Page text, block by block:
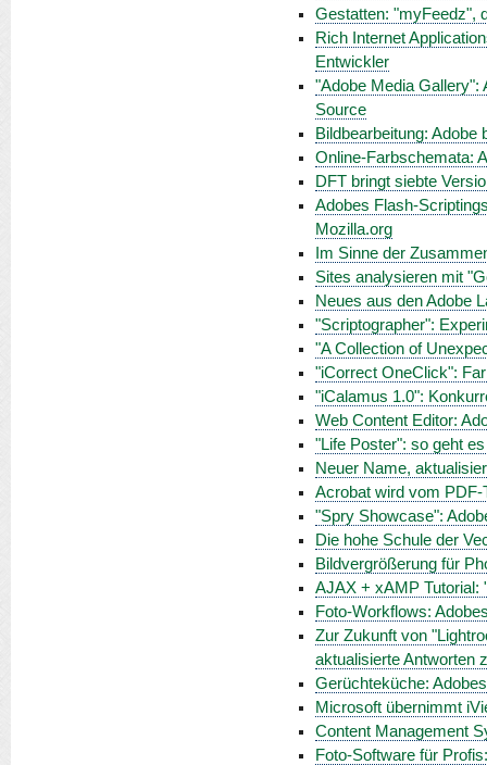
Gestatten: "myFeedz",
Rich Internet
Entwickler
"Adobe Media Gallery":
Source
Bildbearbeitung:
Online-Farbschemata:
DFT bringt siebte
Adobes Flash-
Mozilla.org
Im Sinne der
Sites analysieren mit
Neues aus den Adobe
"Scriptographer":
"A Collection of
"iCorrect OneClick":
"iCalamus 1.0":
Web Content Editor:
"Life Poster": so geht
Neuer Name,
Acrobat wird vom
"Spry Showcase":
Die hohe Schule der
Bildvergrößerung für
AJAX + xAMP Tutorial:
Foto-Workflows:
Zur Zukunft von
aktualisierte Antworten
Gerüchteküche:
Microsoft übernimmt
Content Management
Foto-Software für